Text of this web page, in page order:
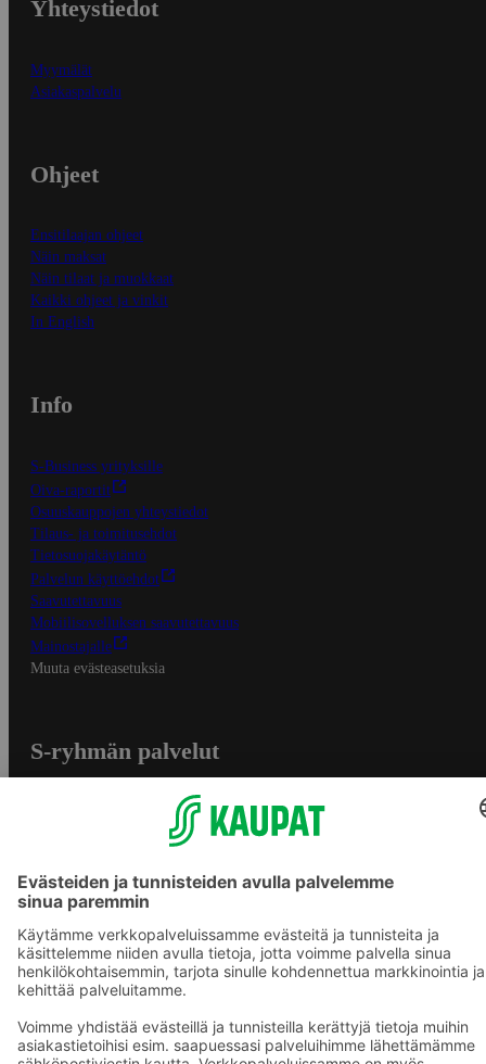
Yhteystiedot
Myymälät
Asiakaspalvelu
Ohjeet
Ensitilaajan ohjeet
Näin maksat
Näin tilaat ja muokkaat
Kaikki ohjeet ja vinkit
In English
Info
S-Business yrityksille
Oiva-raportit
Osuuskauppojen yhteystiedot
Tilaus- ja toimitusehdot
Tietosuojakäytäntö
Palvelun käyttöehdot
Saavutettavuus
Mobiilisovelluksen saavutettavuus
Mainostajalle
Muuta evästeasetuksia
S-ryhmän palvelut
S-ostoslista -sovellus
Prisma.fi
Sokos.fi
S-Pankki
Yhteishyvä
Raflaamo